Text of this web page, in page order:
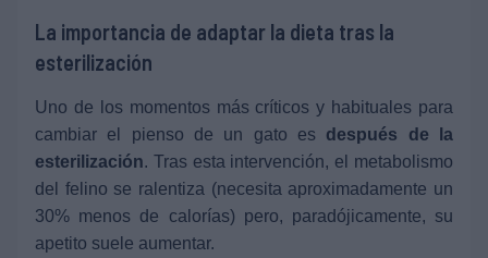
La importancia de adaptar la dieta tras la
esterilización
Uno de los momentos más críticos y habituales para
cambiar el pienso de un gato es después de la
esterilización. Tras esta intervención, el metabolismo
del felino se ralentiza (necesita aproximadamente un
30% menos de calorías) pero, paradójicamente, su
apetito suele aumentar.